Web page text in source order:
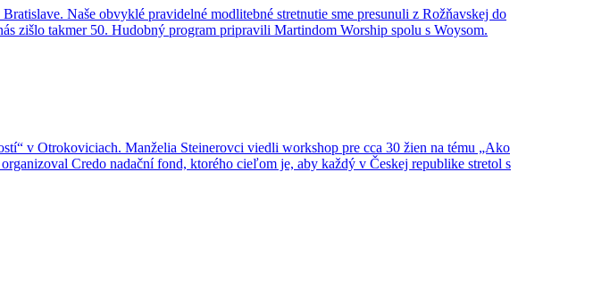
Naše obvyklé pravidelné modlitebné stretnutie sme presunuli z Rožňavskej do
zišlo takmer 50. Hudobný program pripravili Martindom Worship spolu s Woysom.
v Otrokoviciach. Manželia Steinerovci viedli workshop pre cca 30 žien na tému „Ako
Credo nadační fond, ktorého cieľom je, aby každý v Českej republike stretol s